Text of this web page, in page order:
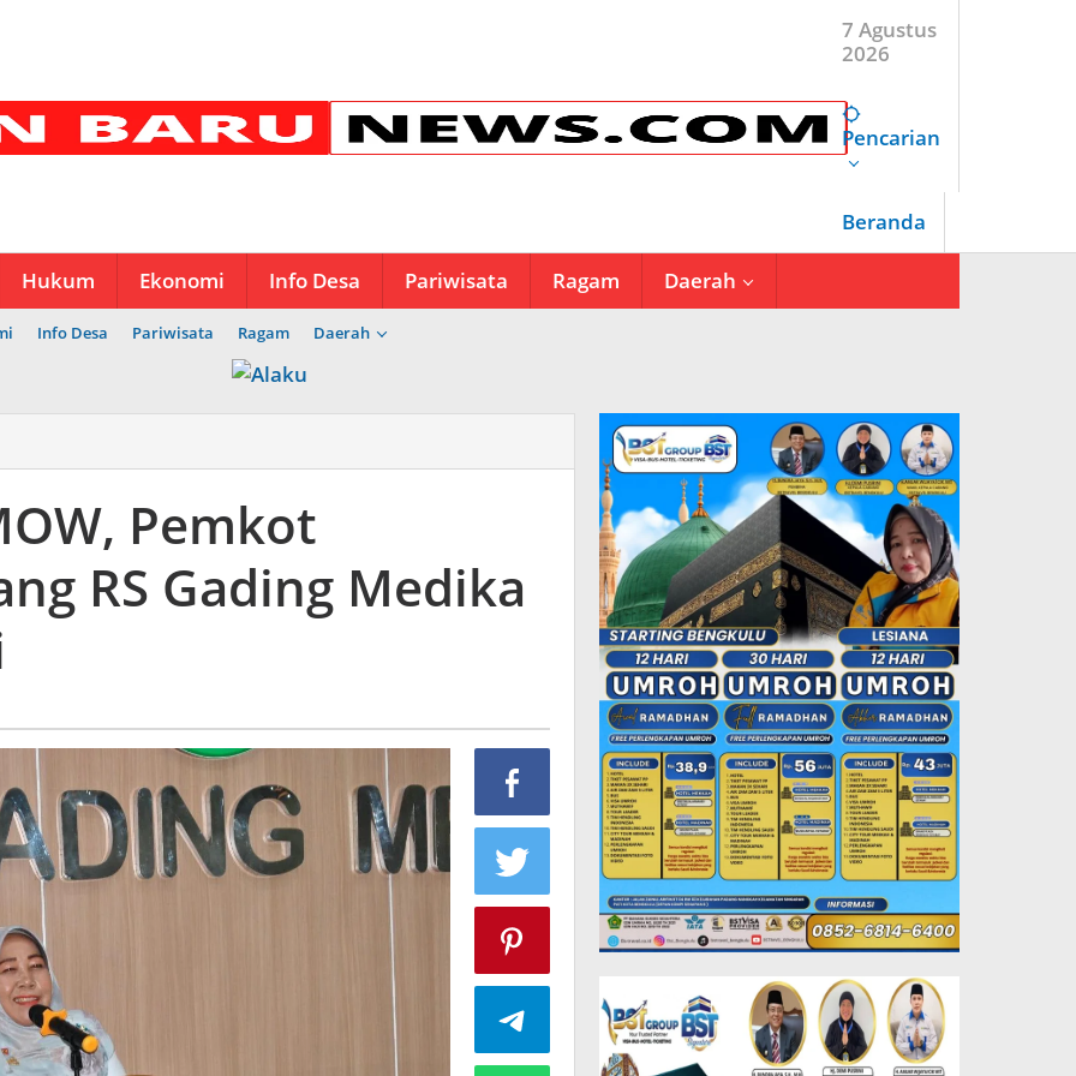
7 Agustus
2026
Pencarian
Beranda
Hukum Ekonomi Info Desa Pariwisata Ragam Daerah
Info Desa Pariwisata Ragam Daerah
Pemkot
RS Gading Medika